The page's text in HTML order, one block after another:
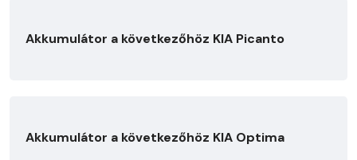
Akkumulátor a következőhöz KIA Picanto
Akkumulátor a következőhöz KIA Optima